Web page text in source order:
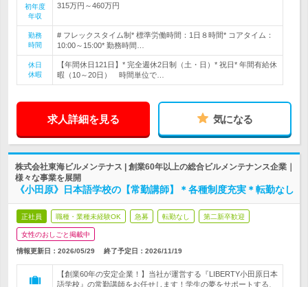
初年度
年収
315万円～460万円
勤務
時間
# フレックスタイム制* 標準労働時間：1日８時間* コアタイム：
10:00～15:00* 勤務時間…
休日
休暇
【年間休日121日】* 完全週休2日制（土・日）* 祝日* 年間有給休
暇（10～20日） 時間単位で…
求人詳細を見る 気になる
株式会社東海ビルメンテナス | 創業60年以上の総合ビルメンテナンス企業｜
様々な事業を展開
《小田原》日本語学校の【常勤講師】＊各種制度充実＊転勤なし
正社員 職種・業種未経験OK 急募 転勤なし 第二新卒歓迎
女性のおしごと掲載中
情報更新日：2026/05/29 終了予定日： 2026/11/19
【創業60年の安定企業！】当社が運営する『LIBERTY小田原日本
語学校』の常勤講師をお任せします！学生の夢をサポートする、